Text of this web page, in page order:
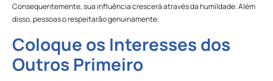
Consequentemente, sua influência crescerá através da humildade. Além
disso, pessoas o respeitarão genuinamente.
Coloque os Interesses dos
Outros Primeiro